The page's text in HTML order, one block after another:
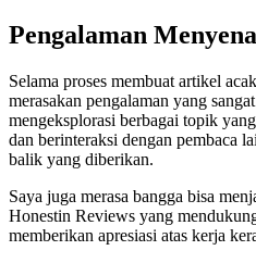
Pengalaman
Selama proses membuat artikel
merasakan pengalaman yang
mengeksplorasi berbagai topik
dan berinteraksi dengan pembaca
balik yang diberikan.
Saya juga merasa bangga bisa
Honestin Reviews yang
memberikan apresiasi atas kerja